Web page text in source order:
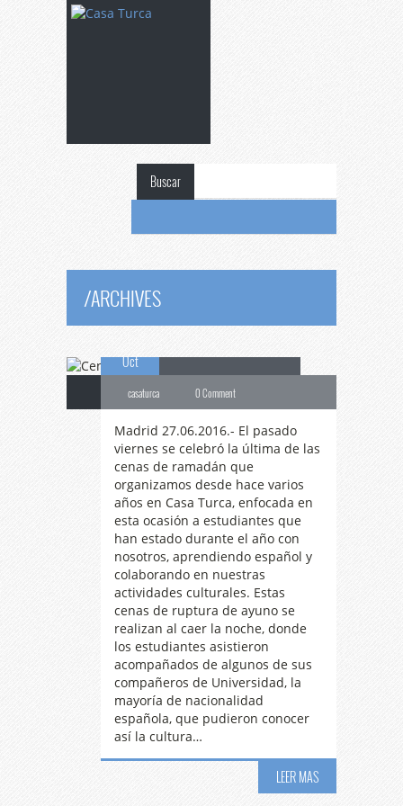
Buscar
/ARCHIVES
26
Oct
Cenade Ramadán
casaturca 0 Comment
Madrid 27.06.2016.- El pasado
viernes se celebró la última de las
cenas de ramadán que
organizamos desde hace varios
años en Casa Turca, enfocada en
esta ocasión a estudiantes que
han estado durante el año con
nosotros, aprendiendo español y
colaborando en nuestras
actividades culturales. Estas
cenas de ruptura de ayuno se
realizan al caer la noche, donde
los estudiantes asistieron
acompañados de algunos de sus
compañeros de Universidad, la
mayoría de nacionalidad
española, que pudieron conocer
así la cultura…
LEER MAS
Estiempo de